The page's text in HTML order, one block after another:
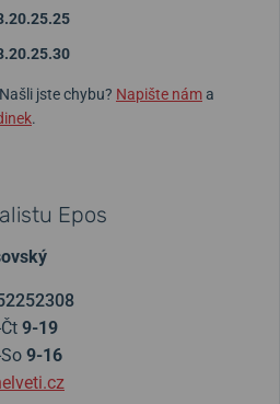
jste chybu? Napište náma
.
Epos
9-19
9-16